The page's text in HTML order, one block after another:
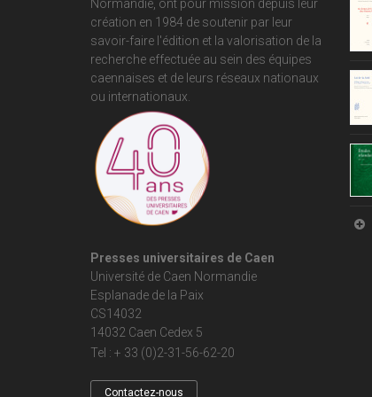
Normandie, ont pour mission depuis leur
création en 1984 de soutenir par leur
savoir-faire l'édition et la valorisation de la
recherche effectuée au sein des équipes
caennaises et de leurs réseaux nationaux
ou internationaux.
Presses universitaires de Caen
Université de Caen Normandie
Esplanade de la Paix
CS14032
14032 Caen Cedex 5
Tel : + 33 (0)2-31-56-62-20
Contactez-nous